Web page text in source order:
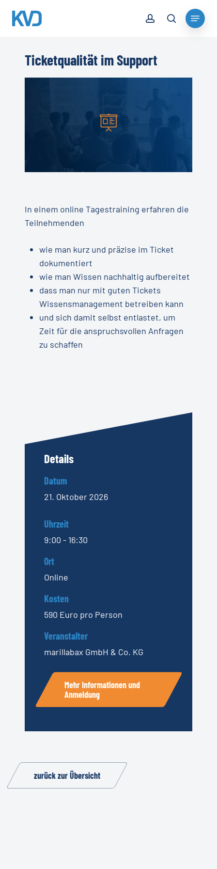
search
Menu
Ticketqualität im Support
In einem online Tagestraining erfahren die
Teilnehmenden
wie man kurz und präzise im Ticket
dokumentiert
wie man Wissen nachhaltig aufbereitet
dass man nur mit guten Tickets
Wissensmanagement betreiben kann
und sich damit selbst entlastet, um
Zeit für die anspruchsvollen Anfragen
zu schaffen
Details
Datum
21. Oktober 2026
Uhrzeit
9:00 - 16:30
Ort
Online
Kosten
590 Euro pro Person
Veranstalter
marillabax GmbH & Co. KG
Mehr Informationen und
Anmeldung
zurück zur Übersicht
Close